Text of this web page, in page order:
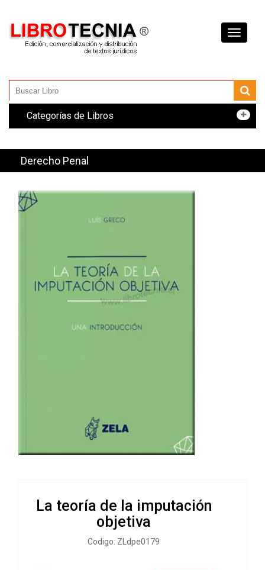
Toggle
Categorías de Libros
Derecho Penal
La teoría de la imputación
objetiva
Codigo: ZLdpe0179